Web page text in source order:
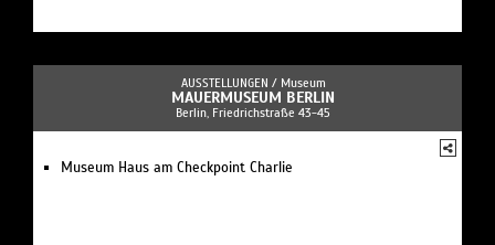
AUSSTELLUNGEN / Museum
MAUERMUSEUM BERLIN
Berlin, Friedrichstraße 43-45
Museum Haus am Checkpoint Charlie